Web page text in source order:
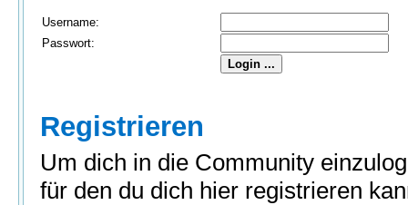
Username:
Passwort:
Registrieren
Um dich in die Community
für den du dich hier registrieren